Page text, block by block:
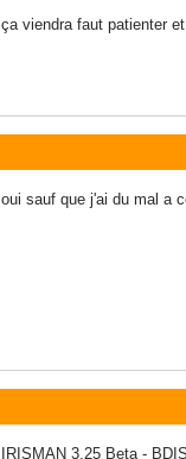
ça viendra faut patienter
oui sauf que j'ai du mal a
IRISMAN 3.25 Beta -